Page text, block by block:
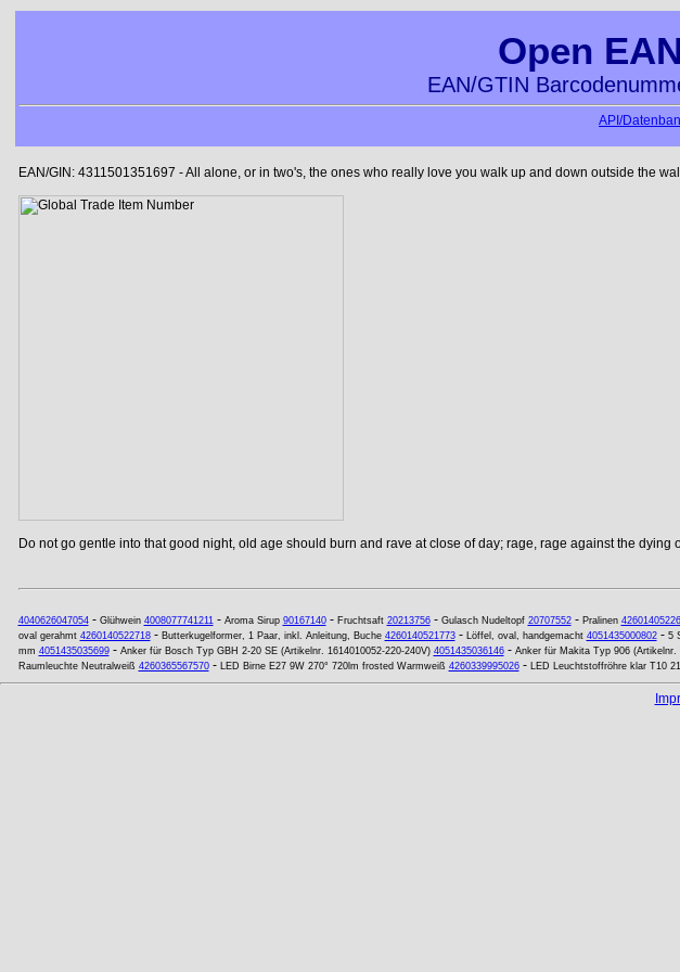
Open
EAN/GTIN
API/
EAN/GIN: 4311501351697 - All alone, or in two's, the ones who really love you walk up and down outside the
Do not go gentle into that good night, old age should burn and rave at close of day; rage, rage against the dying
4040626047054- Glühwein 4008077741211- Aroma Sirup 90167140- Fruchtsaft 20213756- Gulasch Nudeltopf 20707552- Pralinen
oval gerahmt 4260140522718- Butterkugelformer, 1 Paar, inkl. Anleitung, Buche 4260140521773- Löffel, oval, handgemacht 4051435000802- 5
mm 4051435035699- Anker für Bosch Typ GBH 2-20 SE (Artikelnr. 1614010052-220-240V) 4051435036146- Anker für Makita Typ 906 (Artikelnr.
Raumleuchte Neutralweiß 4260365567570- LED Birne E27 9W 270° 720lm frosted Warmweiß 4260339995026- LED Leuchtstoffröhre klar T10